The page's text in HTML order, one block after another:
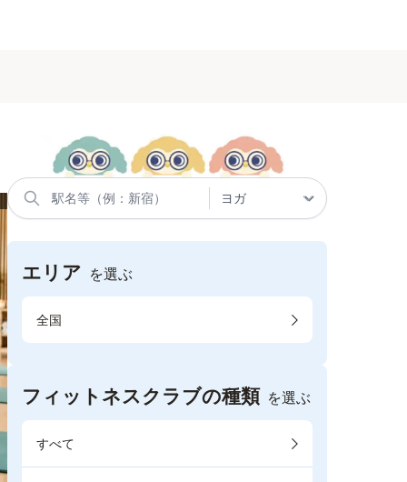
エリア を選ぶ
全国
フィットネスクラブの種類 を選ぶ
すべて